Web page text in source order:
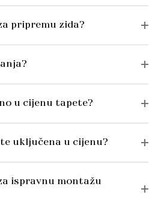
pripremu zida?
u cijenu tapete?
uključena u cijenu?
ispravnu montažu